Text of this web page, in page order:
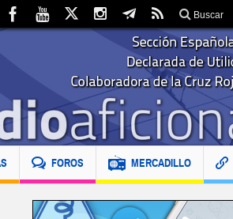
Buscar
FOROS MERCADILLO